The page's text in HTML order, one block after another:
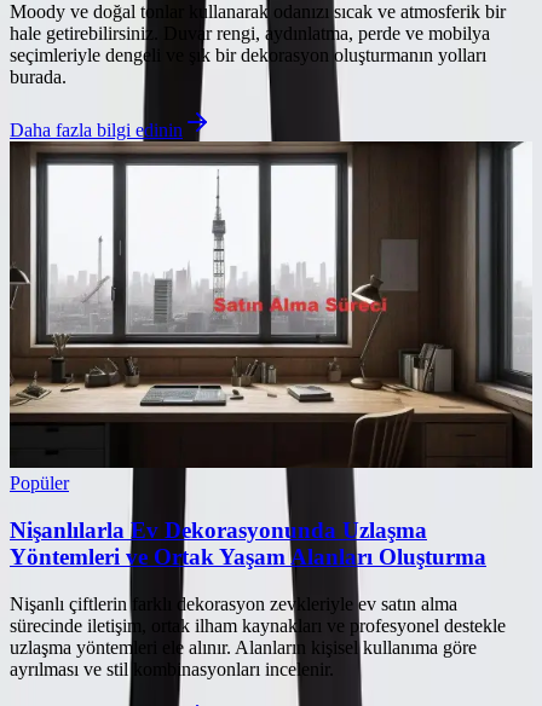
Moody ve doğal tonlar kullanarak odanızı sıcak ve atmosferik bir
hale getirebilirsiniz. Duvar rengi, aydınlatma, perde ve mobilya
seçimleriyle dengeli ve şık bir dekorasyon oluşturmanın yolları
burada.
Daha fazla bilgi edinin
Popüler
Nişanlılarla Ev Dekorasyonunda Uzlaşma
Yöntemleri ve Ortak Yaşam Alanları Oluşturma
Nişanlı çiftlerin farklı dekorasyon zevkleriyle ev satın alma
sürecinde iletişim, ortak ilham kaynakları ve profesyonel destekle
uzlaşma yöntemleri ele alınır. Alanların kişisel kullanıma göre
ayrılması ve stil kombinasyonları incelenir.